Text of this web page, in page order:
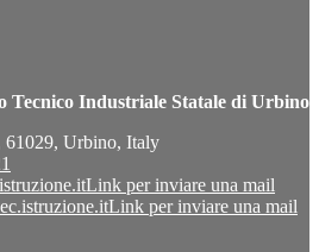
Industriale Statale di Urbino
61029, Urbino, Italy
Link per inviare una mail
Link per inviare una mail